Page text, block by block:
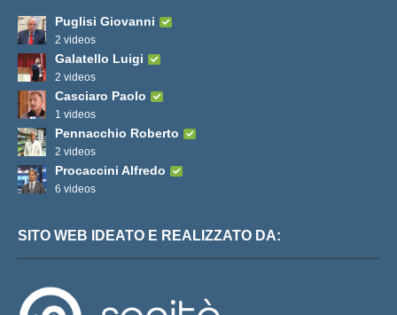
Puglisi Giovanni
2 videos
Galatello Luigi
2 videos
Casciaro Paolo
1 videos
Pennacchio Roberto
2 videos
Procaccini Alfredo
6 videos
SITO WEB IDEATO E REALIZZATO DA: